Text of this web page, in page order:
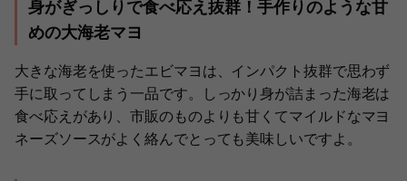
身がぎっしりで食べ応え抜群！手作りのような甘
めの大海老マヨ
大きな海老を使ったエビマヨは、インパクト抜群で思わず
手に取ってしまう一品です。しっかり身が詰まった海老は
食べ応えがあり、市販のものよりも甘くてマイルドなマヨ
ネーズソースがよく絡んでとっても美味しいですよ。